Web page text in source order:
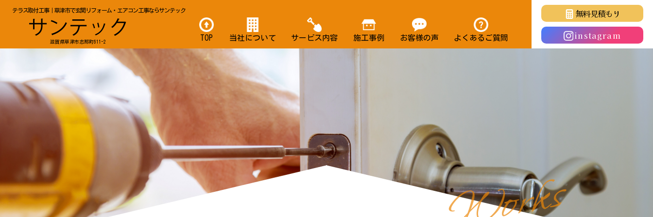
テラス取付工事｜草津市で玄関リフォーム・エアコン工事ならサンテック
滋賀県草津市志那町611-2 TOP 当社について サービス内容 施工事例 お客様の声 よくあるご質問
無料見積もり
instagram
orks